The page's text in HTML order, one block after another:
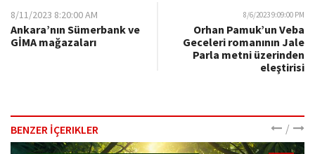
8/11/2023 8:20:00 AM
Ankara’nın Sümerbank ve
GİMA mağazaları
8/6/2023 9:09:00 PM
Orhan Pamuk’un Veba
Geceleri romanının Jale
Parla metni üzerinden
eleştirisi
BENZER İÇERIKLER /